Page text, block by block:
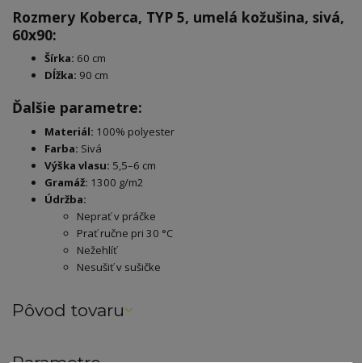
Rozmery Koberca, TYP 5, umelá kožušina, sivá,
60x90:
Šírka: 60 cm
Dĺžka: 90 cm
Ďalšie parametre:
Materiál: 100% polyester
Farba: Sivá
Výška vlasu: 5,5–6 cm
Gramáž: 1300 g/m2
Údržba:
Neprať v práčke
Prať ručne pri 30 °C
Nežehlíť
Nesušiť v sušičke
Pôvod tovaru